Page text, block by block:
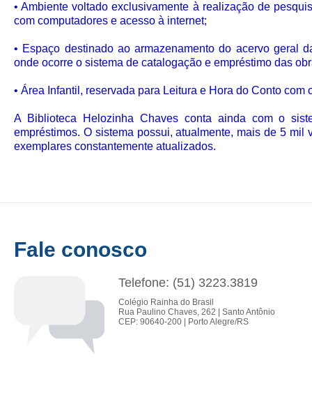
• Ambiente voltado exclusivamente à realização de
com computadores e acesso à internet;
• Espaço destinado ao armazenamento do acervo geral
onde ocorre o sistema de catalogação e empréstimo das
• Área Infantil, reservada para Leitura e Hora do Conto com
A Biblioteca Helozinha Chaves conta ainda com o
empréstimos. O sistema possui, atualmente, mais de 5 mil
exemplares constantemente atualizados.
Fale conosco
Telefone: (51) 3223.3819
Colégio Rainha do Brasil
Rua Paulino Chaves, 262 | Santo Antônio
CEP: 90640-200 | Porto Alegre/RS